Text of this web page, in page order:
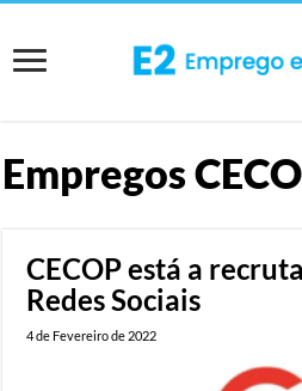
Empregos
CECOP está a
Redes Sociais
4 de Fevereiro de 2022